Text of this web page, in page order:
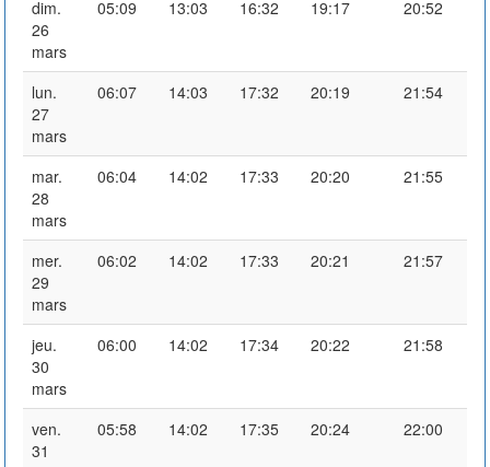
dim.
26
mars
05:09 13:03 16:32 19:17 20:52
lun.
27
mars
06:07 14:03 17:32 20:19 21:54
mar.
28
mars
06:04 14:02 17:33 20:20 21:55
mer.
29
mars
06:02 14:02 17:33 20:21 21:57
jeu.
30
mars
06:00 14:02 17:34 20:22 21:58
ven.
31
05:58 14:02 17:35 20:24 22:00